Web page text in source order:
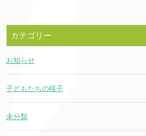
カテゴリー
お知らせ
子どもたちの様子
未分類